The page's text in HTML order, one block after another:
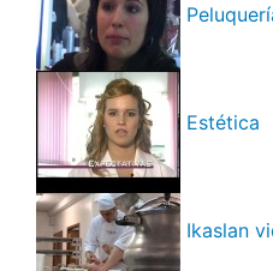
Estética
Ikaslan